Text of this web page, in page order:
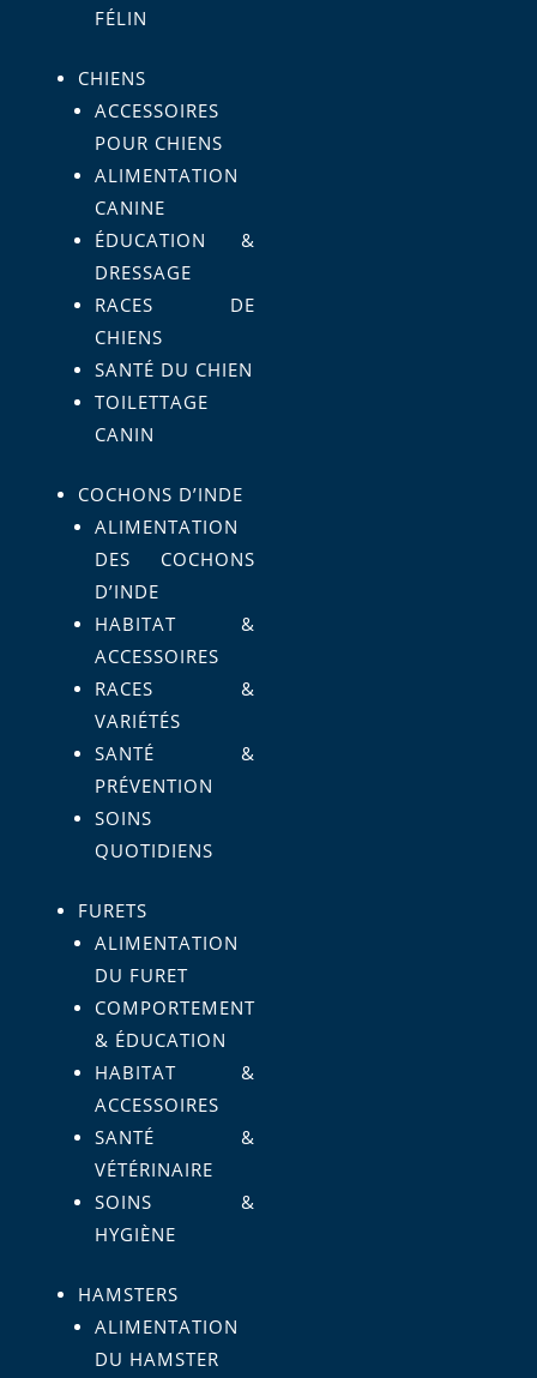
FÉLIN
CHIENS
ACCESSOIRES
POUR CHIENS
ALIMENTATION
CANINE
ÉDUCATION &
DRESSAGE
RACES DE
CHIENS
SANTÉ DU CHIEN
TOILETTAGE
CANIN
COCHONS D’INDE
ALIMENTATION
DES COCHONS
D’INDE
HABITAT &
ACCESSOIRES
RACES &
VARIÉTÉS
SANTÉ &
PRÉVENTION
SOINS
QUOTIDIENS
FURETS
ALIMENTATION
DU FURET
COMPORTEMENT
& ÉDUCATION
HABITAT &
ACCESSOIRES
SANTÉ &
VÉTÉRINAIRE
SOINS &
HYGIÈNE
HAMSTERS
ALIMENTATION
DU HAMSTER